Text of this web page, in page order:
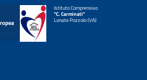
Istituto Comprensivo
"C. Carminati"
Lonate Pozzolo (VA)